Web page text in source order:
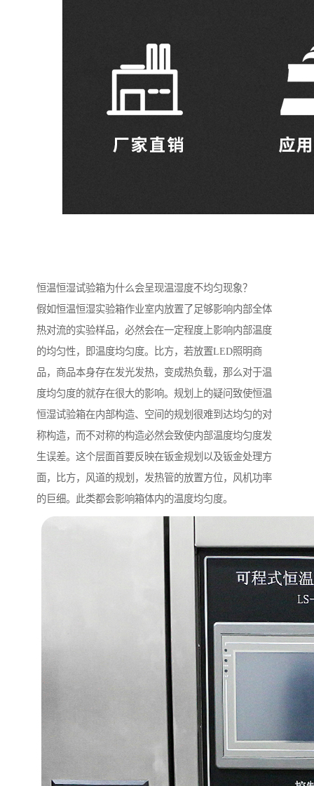
恒温恒湿试验箱为什么会呈现温湿度不均匀现象？
假如恒温恒湿实验箱作业室内放置了足够影响内部全体
热对流的实验样品，必然会在一定程度上影响内部温度
的均匀性，即温度均匀度。比方，若放置LED照明商
品，商品本身存在发光发热，变成热负载，那么对于温
度均匀度的就存在很大的影响。规划上的疑问致使恒温
恒湿试验箱在内部构造、空间的规划很难到达均匀的对
称构造，而不对称的构造必然会致使内部温度均匀度发
生误差。这个层面首要反映在钣金规划以及钣金处理方
面，比方，风道的规划，发热管的放置方位，风机功率
的巨细。此类都会影响箱体内的温度均匀度。